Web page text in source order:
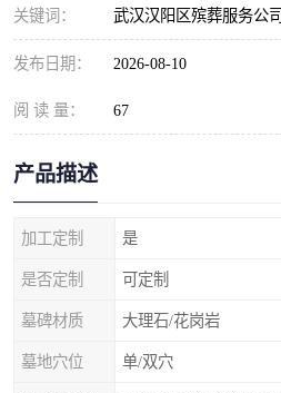
关键词： 武汉汉阳区殡葬服务公司
发布日期： 2026-08-10
阅 读 量： 67
产品描述
加工定制 是
是否定制 可定制
墓碑材质 大理石/花岗岩
墓地穴位 单/双穴